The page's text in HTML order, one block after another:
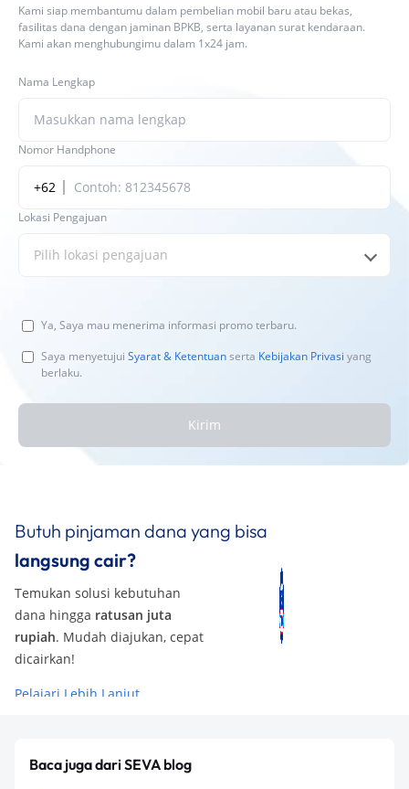
Kami siap membantumu dalam pembelian mobil baru atau bekas,
fasilitas dana dengan jaminan BPKB, serta layanan surat kendaraan.
Kami akan menghubungimu dalam 1x24 jam.
Nama Lengkap
Nomor Handphone
+62
Lokasi Pengajuan
Pilih lokasi pengajuan
Ya, Saya mau menerima informasi promo terbaru.
Saya menyetujui Syarat & Ketentuanserta Kebijakan Privasi yang
berlaku.
Kirim
Butuh pinjaman dana yang bisa
langsung cair?
Temukan solusi kebutuhan
dana hingga ratusan juta
rupiah. Mudah diajukan, cepat
dicairkan!
Pelajari Lebih Lanjut
Baca juga dari SEVA blog